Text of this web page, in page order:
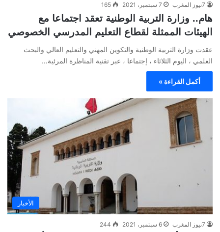
7نيوز المغرب 7 سبتمبر، 2021 165
هام.. وزارة التربية الوطنية تعقد اجتماعا مع
الهيئات الممثلة لقطاع التعليم المدرسي الخصوصي
عقدت وزارة التربية الوطنية والتكوين المهني والتعليم العالي والبحث
العلمي ، اليوم الثلاثاء ، إجتماعا ، عبر تقنية المناظرة المرئية…
أكمل القراءة »
الأخبار
7نيوز المغرب 6 سبتمبر، 2021 244